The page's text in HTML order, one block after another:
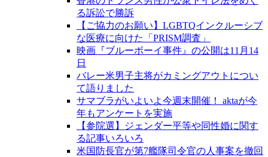
る訴訟で勝訴
【ご協力のお願い】LGBTQインクルーシブ
な医療に向けた「PRISM調査」
映画『ブルーボーイ事件』の公開は11月14
日
バレー米男子主将がカミングアウトについ
て語りました
サマブラがいよいよ今週末開催！ aktaが今
年もアンケートを実施
【参院選】ジェンダー平等や同性婚に関す
る記事いろいろ
米国防長官が第7艦隊司令官の人事案を撤回